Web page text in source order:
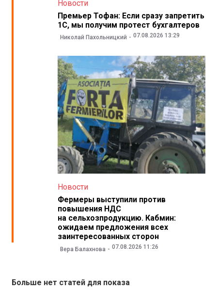
Новости
Премьер Тофан: Если сразу запретить
1С, мы получим протест бухгалтеров
Николай Пахольницкий 07.08.2026 13:29
Новости
Фермеры выступили против
повышения НДС
на сельхозпродукцию. Кабмин:
ожидаем предложения всех
заинтересованных сторон
Вера Балахнова 07.08.2026 11:26
Больше нет статей для показа